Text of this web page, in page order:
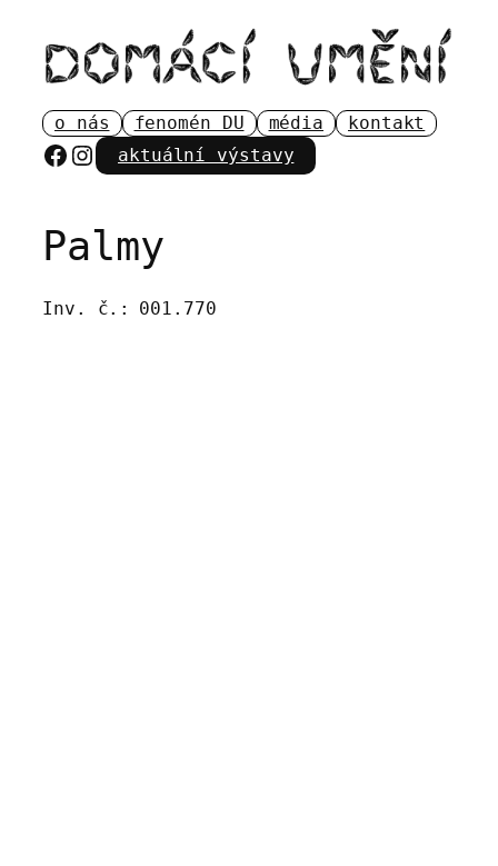
obsah
o nás fenomén DU média kontakt
Facebook
Instagram
aktuální výstavy
Palmy
Inv. č.: 001.770